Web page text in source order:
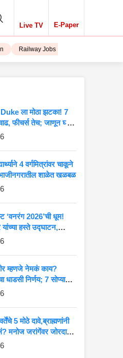
Live TV E-Paper
Railway Jobs
ला मोठा झटका! 7
फीचर्स तेच; जाणून घ्या
4 वर्गमित्रांवर चाकूने
शाळेत खळबळ
‘वनरंग 2026’ची धूम!
यांच्या हस्ते उद्घाटन,
मोठे व्यासपीठ
म्हणजे नेमकं काय?
धाडसी निर्णय; 7 सोप्या
अस्सल की बनावट पनीर
5 मोठे दावे,ब्राह्मणांनी
मनोज जरांगेंवर जोरदार